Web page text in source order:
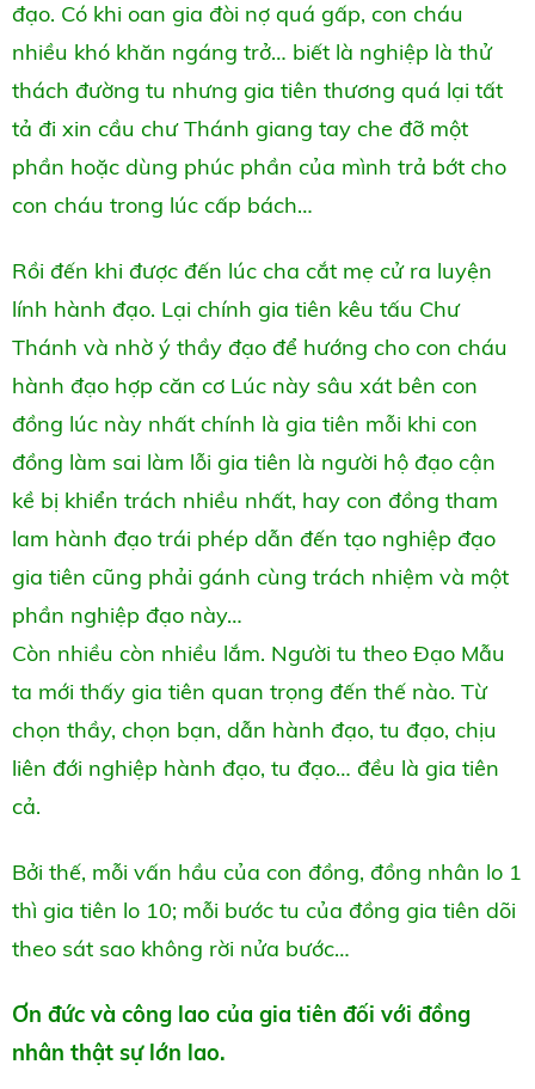
đạo. Có khi oan gia đòi nợ quá gấp, con cháu
nhiều khó khăn ngáng trở… biết là nghiệp là thử
thách đường tu nhưng gia tiên thương quá lại tất
tả đi xin cầu chư Thánh giang tay che đỡ một
phần hoặc dùng phúc phần của mình trả bớt cho
con cháu trong lúc cấp bách…
Rồi đến khi được đến lúc cha cắt mẹ cử ra luyện
lính hành đạo. Lại chính gia tiên kêu tấu Chư
Thánh và nhờ ý thầy đạo để hướng cho con cháu
hành đạo hợp căn cơ Lúc này sâu xát bên con
đồng lúc này nhất chính là gia tiên mỗi khi con
đồng làm sai làm lỗi gia tiên là người hộ đạo cận
kề bị khiển trách nhiều nhất, hay con đồng tham
lam hành đạo trái phép dẫn đến tạo nghiệp đạo
gia tiên cũng phải gánh cùng trách nhiệm và một
phần nghiệp đạo này…
Còn nhiều còn nhiều lắm. Người tu theo Đạo Mẫu
ta mới thấy gia tiên quan trọng đến thế nào. Từ
chọn thầy, chọn bạn, dẫn hành đạo, tu đạo, chịu
liên đới nghiệp hành đạo, tu đạo… đều là gia tiên
cả.
Bởi thế, mỗi vấn hầu của con đồng, đồng nhân lo 1
thì gia tiên lo 10; mỗi bước tu của đồng gia tiên dõi
theo sát sao không rời nửa bước…
Ơn đức và công lao của gia tiên đối với đồng
nhân thật sự lớn lao.